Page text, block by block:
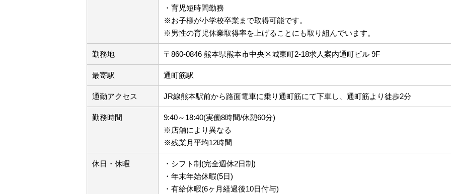
・育児短時間勤務
※お子様が小学校卒業まで取得可能です。
※男性の育児休業取得率を上げることにも取り組んでいます。
勤務地 〒860-0846 熊本県熊本市中央区城東町2-18求人案内通町ビル 9F
最寄駅 通町筋駅
通勤アクセス JR線熊本駅前から路面電車に乗り通町筋にて下車し、通町筋より徒歩2分
勤務時間
9:40～18:40(実働8時間/休憩60分)
※店舗により異なる
※残業月平均12時間
休日・休暇
・シフト制(完全週休2日制)
・年末年始休暇(5日)
・有給休暇(6ヶ月経過後10日付与)